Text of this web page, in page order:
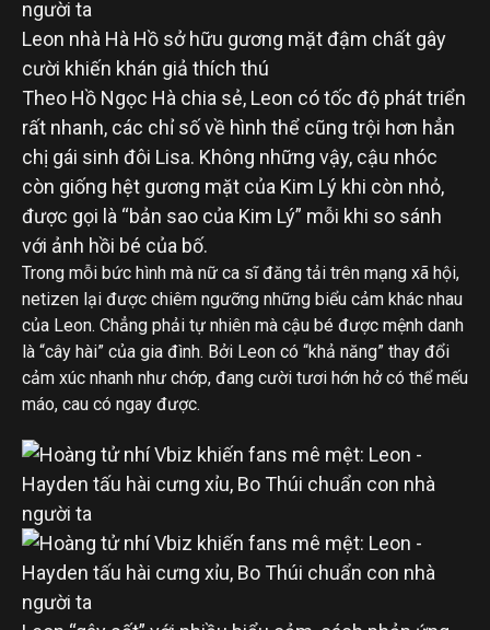
Leon nhà Hà Hồ sở hữu gương mặt đậm chất gây
cười khiến khán giả thích thú
Theo Hồ Ngọc Hà chia sẻ, Leon có tốc độ phát triển
rất nhanh, các chỉ số về hình thể cũng trội hơn hẳn
chị gái sinh đôi Lisa. Không những vậy, cậu nhóc
còn giống hệt gương mặt của Kim Lý khi còn nhỏ,
được gọi là “bản sao của Kim Lý” mỗi khi so sánh
với ảnh hồi bé của bố.
Trong mỗi bức hình mà nữ ca sĩ đăng tải trên mạng xã hội,
netizen lại được chiêm ngưỡng những biểu cảm khác nhau
của Leon. Chẳng phải tự nhiên mà cậu bé được mệnh danh
là “cây hài” của gia đình. Bởi Leon có “khả năng” thay đổi
cảm xúc nhanh như chớp, đang cười tươi hớn hở có thể mếu
máo, cau có ngay được.